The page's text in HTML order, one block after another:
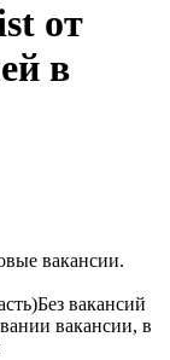
от
в
вакансии.
Без вакансий
вакансии, в